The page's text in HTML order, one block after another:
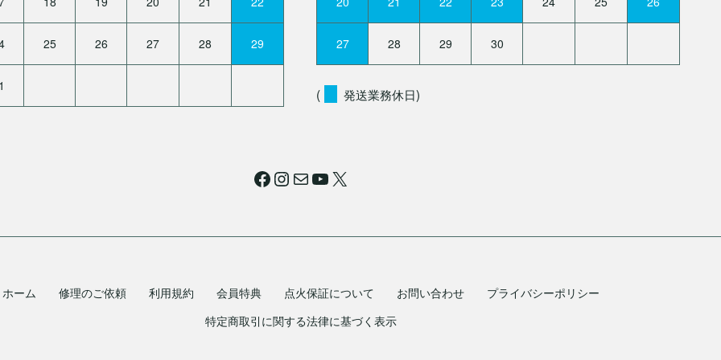
25 26 27 28 29 27 28 29 30
( 発送業務休日)
Facebook Instagram メールYouTube X
ホーム 修理のご依頼 利用規約 会員特典 点火保証について お問い合わせ
プライバシーポリシー
特定商取引に関する法律に基づく表示